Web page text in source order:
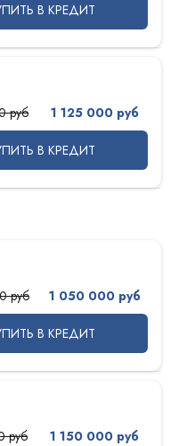
В КРЕДИТ
руб 1 125 000 руб
В КРЕДИТ
руб 1 050 000 руб
В КРЕДИТ
руб 1 150 000 руб